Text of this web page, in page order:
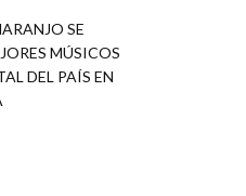
SE
MÚSICOS
DEL PAÍS EN